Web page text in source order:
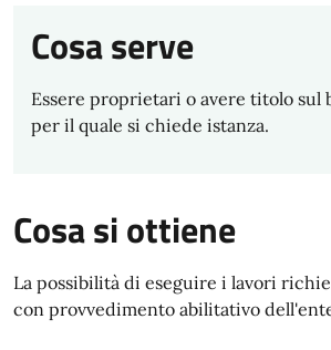
Cosa serve
Essere proprietari o avere titolo sul
per il quale si chiede istanza.
Cosa si ottiene
La possibilità di eseguire i lavori
con provvedimento abilitativo